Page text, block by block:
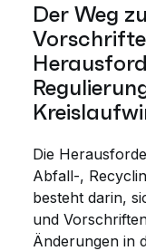
Der Weg
Die
Abfall-,
besteht darin,
und
Änderungen in